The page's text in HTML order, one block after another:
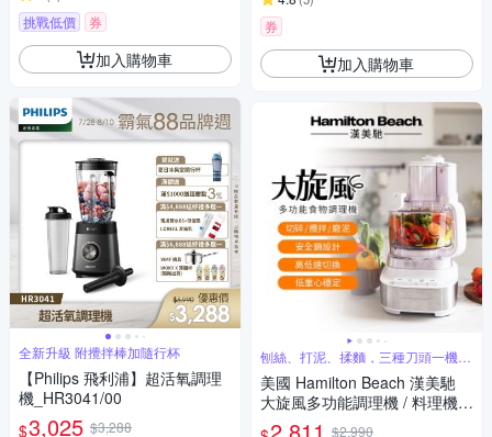
挑戰低價 券
加入購物車
全新升級 附攪拌棒加隨行杯
【Philips 飛利浦】超活氧調理
機_HR3041/00
$3,025 $3,288
券
加入購物車
刨絲、打泥、揉麵，三種刀頭一機多
工超好用
美國 Hamilton Beach 漢美馳
大旋風多功能調理機 / 料理機 7
0822-TW $2,990